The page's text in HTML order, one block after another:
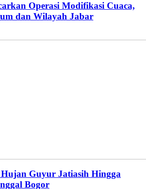
Operasi Modifikasi Cuaca,
dan Wilayah Jabar
Guyur Jatiasih Hingga
Bogor